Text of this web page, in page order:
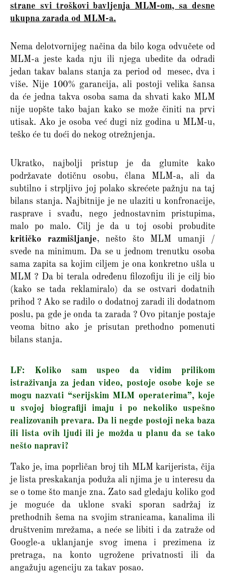
strane svi troškovi bavljenja MLM-om, sa desne
ukupna zarada od MLM-a.
Nema delotvornijeg načina da bilo koga odvučete od
MLM-a jeste kada nju ili njega ubedite da odradi
jedan takav balans stanja za period od mesec, dva i
više. Nije 100% garancija, ali postoji velika šansa
da će jedna takva osoba sama da shvati kako MLM
nije uopšte tako bajan kako se može činiti na prvi
utisak. Ako je osoba već dugi niz godina u MLM-u,
teško će tu doći do nekog otrežnjenja.
Ukratko, najbolji pristup je da glumite kako
podržavate dotičnu osobu, člana MLM-a, ali da
subtilno i strpljivo joj polako skrećete pažnju na taj
bilans stanja. Najbitnije je ne ulaziti u konfronacije,
rasprave i svađu, nego jednostavnim pristupima,
malo po malo. Cilj je da u toj osobi probudite
kritičko razmišljanje, nešto što MLM umanji /
svede na minimum. Da se u jednom trenutku osoba
sama zapita sa kojim ciljem je ona konkretno ušla u
MLM ? Da bi terala određenu filozofiju ili je cilj bio
(kako se tada reklamiralo) da se ostvari dodatnih
prihod ? Ako se radilo o dodatnoj zaradi ili dodatnom
poslu, pa gde je onda ta zarada ? Ovo pitanje postaje
veoma bitno ako je prisutan prethodno pomenuti
bilans stanja.
LF: Koliko sam uspeo da vidim prilikom
istraživanja za jedan video, postoje osobe koje se
mogu nazvati “serijskim MLM operaterima”, koje
u svojoj biografiji imaju i po nekoliko uspešno
realizovanih prevara. Da li negde postoji neka baza
ili lista ovih ljudi ili je možda u planu da se tako
nešto napravi?
Tako je, ima poprličan broj tih MLM karijerista, čija
je lista preskakanja poduža ali njima je u interesu da
se o tome što manje zna. Zato sad gledaju koliko god
je moguće da uklone svaki sporan sadržaj iz
prethodnih šema na svojim stranicama, kanalima ili
društvenim mrežama, a neće se libiti i da zatraže od
Google-a uklanjanje svog imena i prezimena iz
pretraga, na konto ugrožene privatnosti ili da
angažuju agenciju za takav posao.